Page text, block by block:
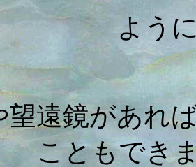
よう
望遠鏡があれ
こともでき